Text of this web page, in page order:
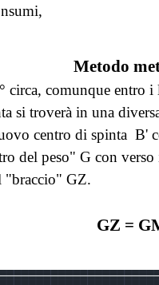
Metodo
circa, comunque entro
si troverà in una
centro di spinta
del peso" G con
"braccio" GZ.
GZ =